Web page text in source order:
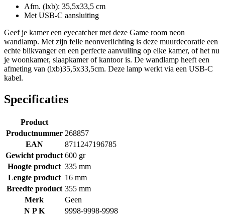
Afm. (lxb): 35,5x33,5 cm
Met USB-C aansluiting
Geef je kamer een eyecatcher met deze Game room neon
wandlamp. Met zijn felle neonverlichting is deze muurdecoratie een
echte blikvanger en een perfecte aanvulling op elke kamer, of het nu
je woonkamer, slaapkamer of kantoor is. De wandlamp heeft een
afmeting van (lxb)35,5x33,5cm. Deze lamp werkt via een USB-C
kabel.
Specificaties
Product
Productnummer 268857
EAN
8711247196785
Gewicht product 600 gr
Hoogte product 335 mm
Lengte product 16 mm
Breedte product 355 mm
Merk
Geen
N P K
9998-9998-9998